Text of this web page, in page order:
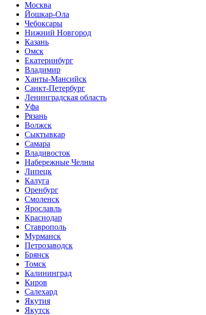
Москва
Йошкар-Ола
Чебоксары
Нижний Новгород
Казань
Омск
Екатеринбург
Владимир
Ханты-Мансийск
Санкт-Петербург
Ленинградская область
Уфа
Рязань
Волжск
Сыктывкар
Самара
Владивосток
Набережные Челны
Липецк
Калуга
Оренбург
Смоленск
Ярославль
Краснодар
Ставрополь
Мурманск
Петрозаводск
Брянск
Томск
Калининград
Киров
Салехард
Якутия
Якутск